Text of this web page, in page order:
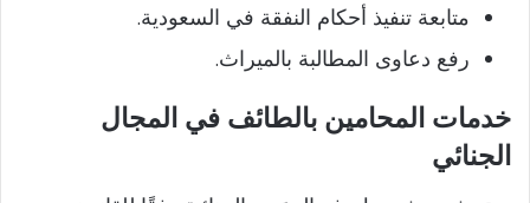
متابعة تنفيذ أحكام النفقة في السعودية.
رفع دعاوى المطالبة بالميراث.
خدمات المحامين بالطائف في المجال
الجنائي